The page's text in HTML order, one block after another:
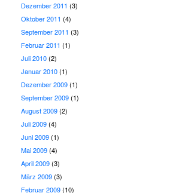
Dezember 2011 (3)
Oktober 2011 (4)
September 2011 (3)
Februar 2011 (1)
Juli 2010(2)
Januar 2010(1)
Dezember 2009(1)
September 2009(1)
August 2009(2)
Juli 2009(4)
Juni 2009(1)
Mai 2009(4)
April 2009(3)
März 2009(3)
Februar 2009(10)